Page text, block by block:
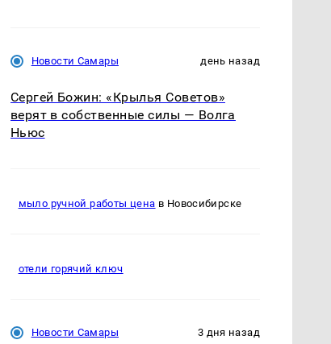
Новости Самары день назад
Сергей Божин: «Крылья Советов»
верят в собственные силы — Волга
Ньюс
мыло ручной работы цена в Новосибирске
отели горячий ключ
Новости Самары 3 дня назад